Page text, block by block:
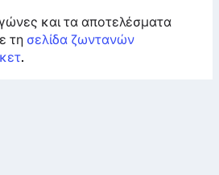
και τα αποτελέσματα
τη σελίδα ζωντανών
.